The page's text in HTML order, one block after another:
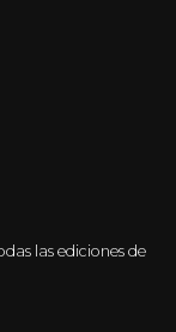
las ediciones de